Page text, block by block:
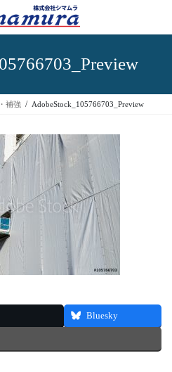
補強 AdobeStock_105766703_Preview
Bluesky